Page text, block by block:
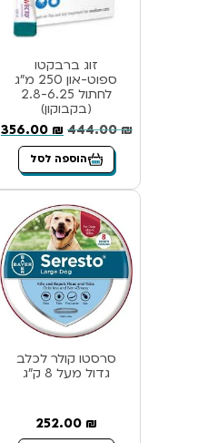
זוג ברבקטו
ספוט-און 250 מ”ג
לחתול 2.8-6.25
(בקבוקון)
444.00₪
356.00 ₪
הוספה לסל
סרסטו קולר לכלב
גדול מעל 8 ק”ג
252.00 ₪